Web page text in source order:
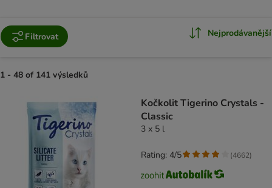
Filtrovat Nejprodávanější
1 - 48 of 141 výsledků
Kočkolit Tigerino Crystals -
Classic
3 x 5 l
Rating: 4/5 (4662)